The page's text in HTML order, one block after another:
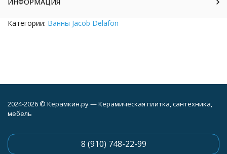
Категории: Ванны Jacob Delafon
2024-2026 © Керамкин.ру — Керамическая плитка, сантехника,
мебель
8 (910) 748-22-99